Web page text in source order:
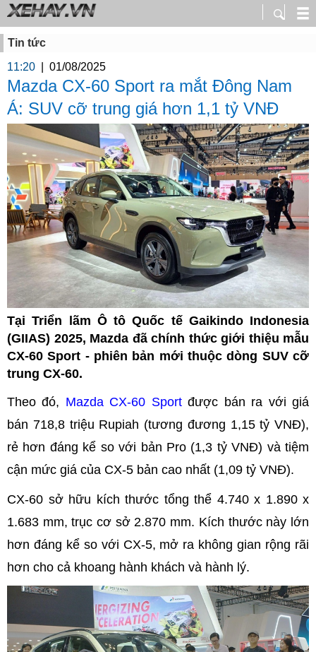
Tin tức
11:20
01/08/2025
Mazda CX-60 Sport ra mắt Đông Nam
Á: SUV cỡ trung giá hơn 1,1 tỷ VNĐ
Tại Triển lãm Ô tô Quốc tế Gaikindo Indonesia
(GIIAS) 2025, Mazda đã chính thức giới thiệu mẫu
CX-60 Sport - phiên bản mới thuộc dòng SUV cỡ
trung CX-60.
Theo đó, Mazda CX-60 Sportđược bán ra với giá
bán 718,8 triệu Rupiah (tương đương 1,15 tỷ VNĐ),
rẻ hơn đáng kể so với bản Pro (1,3 tỷ VNĐ) và tiệm
cận mức giá của CX-5 bản cao nhất (1,09 tỷ VNĐ).
CX-60 sở hữu kích thước tổng thể 4.740 x 1.890 x
1.683 mm, trục cơ sở 2.870 mm. Kích thước này lớn
hơn đáng kể so với CX-5, mở ra không gian rộng rãi
hơn cho cả khoang hành khách và hành lý.